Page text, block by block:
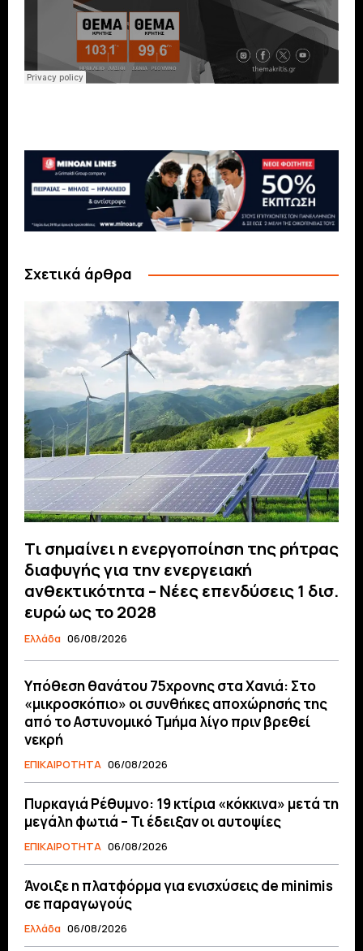
Σχετικά άρθρα
Τι σημαίνει η ενεργοποίηση της ρήτρας
διαφυγής για την ενεργειακή
ανθεκτικότητα – Νέες επενδύσεις 1 δισ.
ευρώ ως το 2028
Ελλάδα 06/08/2026
Υπόθεση θανάτου 75χρονης στα Χανιά: Στο
«μικροσκόπιο» οι συνθήκες αποχώρησής της
από το Αστυνομικό Τμήμα λίγο πριν βρεθεί
νεκρή
ΕΠΙΚΑΙΡΟΤΗΤΑ 06/08/2026
Πυρκαγιά Ρέθυμνο: 19 κτίρια «κόκκινα» μετά τη
μεγάλη φωτιά – Τι έδειξαν οι αυτοψίες
ΕΠΙΚΑΙΡΟΤΗΤΑ 06/08/2026
Άνοιξε η πλατφόρμα για ενισχύσεις de minimis
σε παραγωγούς
Ελλάδα 06/08/2026